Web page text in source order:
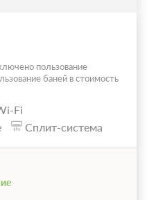
пользование
баней в стоимость
Fi
Сплит-система